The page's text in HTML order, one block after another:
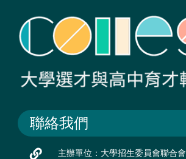
聯絡我們
主辦單位：大學招生委員會聯合會